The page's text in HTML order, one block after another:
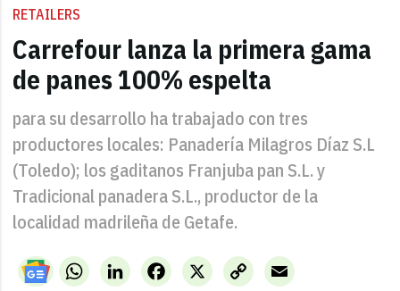
RETAILERS
Carrefour lanza la primera gama
de panes 100% espelta
para su desarrollo ha trabajado con tres
productores locales: Panadería Milagros Díaz S.L
(Toledo); los gaditanos Franjuba pan S.L. y
Tradicional panadera S.L., productor de la
localidad madrileña de Getafe.
WhatsAppLinkedIn X
Facebook
Copy
Link
Email